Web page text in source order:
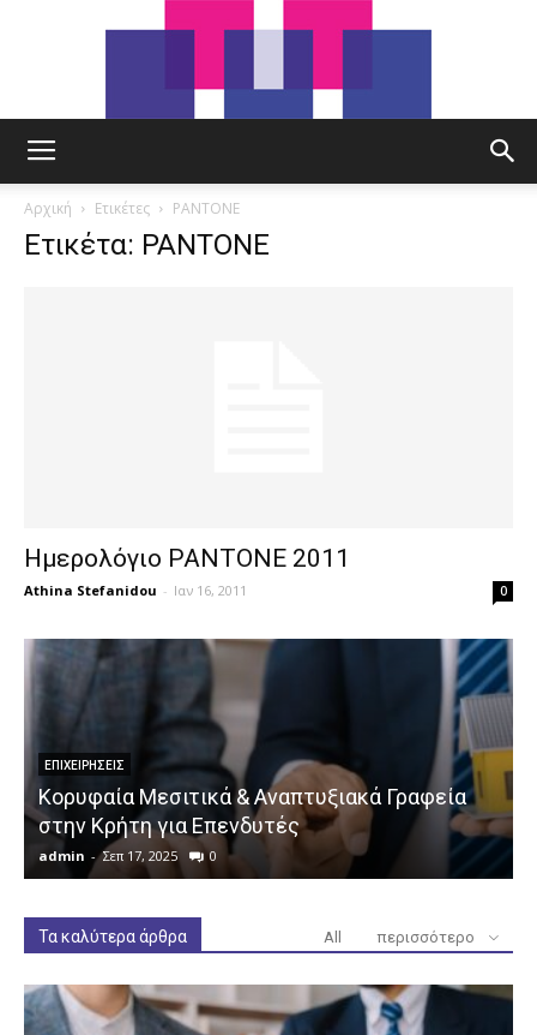
Αρχική Ετικέτες PANTONE
Ετικέτα: PANTONE
Ημερολόγιο PANTONE 2011
Athina Stefanidou - Ιαν 16, 2011 0
ΕΠΙΧΕΙΡΉΣΕΙΣ
Κορυφαία Μεσιτικά & Αναπτυξιακά Γραφεία
στην Κρήτη για Επενδυτές
admin - Σεπ 17, 2025 0
Τα καλύτερα άρθρα All περισσότερο